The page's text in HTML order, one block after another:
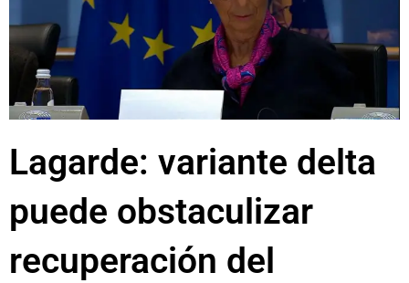
Lagarde: variante delta
puede obstaculizar
recuperación del